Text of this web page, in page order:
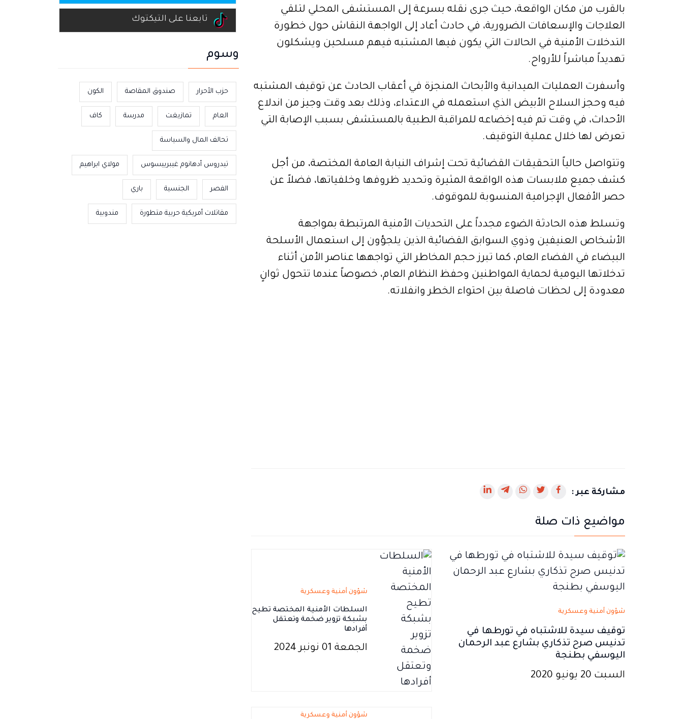
بالقرب من مكان الواقعة، حيث جرى نقله بسرعة إلى المستشفى المحلي لتلقي
العلاجات والإسعافات الضرورية، في حادث أعاد إلى الواجهة النقاش حول خطورة
التدخلات الأمنية في الحالات التي يكون فيها المشتبه فيهم مسلحين ويشكلون
تهديداً مباشراً للأرواح.
وأسفرت العمليات الميدانية والأبحاث المنجزة في أعقاب الحادث عن توقيف المشتبه
فيه وحجز السلاح الأبيض الذي استعمله في الاعتداء، وذلك بعد وقت وجيز من اندلاع
الأحداث، في وقت تم فيه إخضاعه للمراقبة الطبية بالمستشفى بسبب الإصابة التي
تعرض لها خلال عملية التوقيف.
وتتواصل حالياً التحقيقات القضائية تحت إشراف النيابة العامة المختصة، من أجل
كشف جميع ملابسات هذه الواقعة المثيرة وتحديد ظروفها وخلفياتها، فضلاً عن
حصر الأفعال الإجرامية المنسوبة للموقوف.
وتسلط هذه الحادثة الضوء مجدداً على التحديات الأمنية المرتبطة بمواجهة
الأشخاص العنيفين وذوي السوابق القضائية الذين يلجؤون إلى استعمال الأسلحة
البيضاء في الفضاء العام، كما تبرز حجم المخاطر التي تواجهها عناصر الأمن أثناء
تدخلاتها اليومية لحماية المواطنين وحفظ النظام العام، خصوصاً عندما تتحول ثوانٍ
معدودة إلى لحظات فاصلة بين احتواء الخطر وانفلاته.
مشاركة عبر :
رابط
في
رابط
في
جديدة
رابط
جديدة
رابط
جديدة
رابط
جديدة
مواضيع ذات صلة
شؤون أمنية وعسكرية
توقيف سيدة للاشتباه في تورطها في
تدنيس صرح تذكاري بشارع عبد الرحمان
اليوسفي بطنجة
السبت 20 يونيو 2020
شؤون أمنية وعسكرية
السلطات الأمنية المختصة تطيح
بشبكة تزوير ضخمة وتعتقل
أفرادها
الجمعة 01 نونبر 2024
شؤون أمنية وعسكرية
تابعنا على التيكتوك
وسوم
حزب الأحرار صندوق المقاصة الكون
العام تمازيغت مدرسة كاف
تحالف المال والسياسة
تيدروس أدهانوم غيبرييسوس مولاي ابراهيم
الفصر الجنسية باري
مقاتلات أمريكية حربية متطورة مندوبية